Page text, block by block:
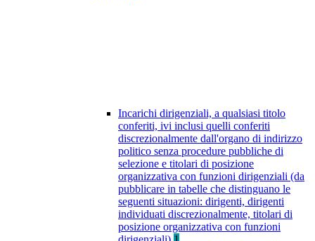
Incarichi dirigenziali, a qualsiasi titolo
conferiti, ivi inclusi quelli conferiti
discrezionalmente dall'organo di indirizzo
politico senza procedure pubbliche di
selezione e titolari di posizione
organizzativa con funzioni dirigenziali (da
pubblicare in tabelle che distinguano le
seguenti situazioni: dirigenti, dirigenti
individuati discrezionalmente, titolari di
posizione organizzativa con funzioni